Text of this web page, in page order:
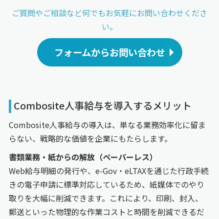
ご質問やご相談など何でもお気軽にお問い合わせくださ
い。
フォームからお問い合わせ
Combosite人事給与を導入するメリット
Combosite人事給与の導入は、単なる業務効率化に留ま
らない、戦略的な価値を企業にもたらします。
書類業務・紙からの解放（ペーパーレス）
Web給与明細の発行や、e-Gov・eLTAXを通じた行政手続
きの電子申請に標準対応しているため、紙媒体でのやり
取りを大幅に削減できます。これにより、印刷、封入、
郵送といった物理的な作業コストと時間を削減できるだ